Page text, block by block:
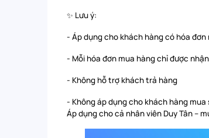
✨ Lưu ý:
- Áp dụng cho khách hàng có hóa đơn
- Mỗi hóa đơn mua hàng chỉ được
- Không hỗ trợ khách trả hàng
- Không áp dụng cho khách hàng
Áp dụng cho cả nhân viên Duy Tân –